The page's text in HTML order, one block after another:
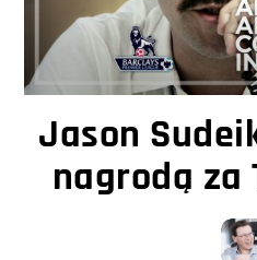
Jason
nagrodą za